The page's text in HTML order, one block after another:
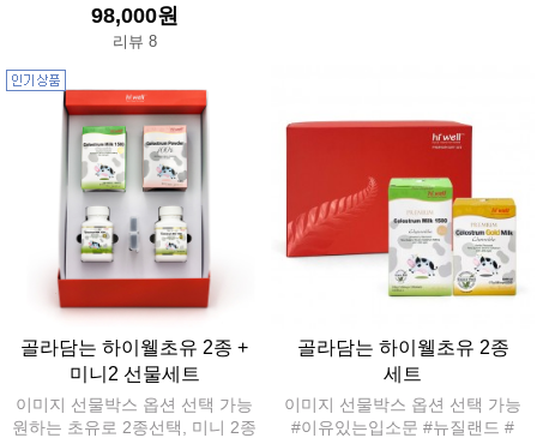
98,000원
리뷰 8
골라담는 하이웰초유 2종 +
미니2 선물세트
이미지 선물박스 옵션 선택 가능
원하는 초유로 2종선택, 미니 2종
골라담는 하이웰초유 2종
세트
이미지 선물박스 옵션 선택 가능
#이유있는입소문 #뉴질랜드 #